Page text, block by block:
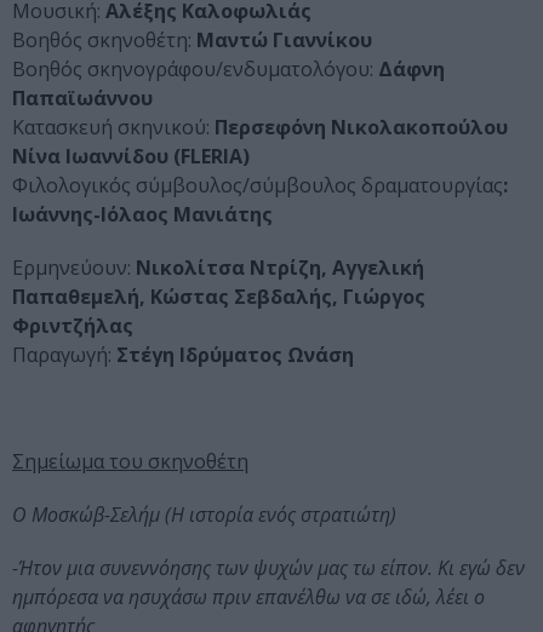
Μουσική: Αλέξης Καλοφωλιάς
Βοηθός σκηνοθέτη: Μαντώ Γιαννίκου
Βοηθός σκηνογράφου/ενδυματολόγου: Δάφνη
Παπαϊωάννου
Κατασκευή σκηνικού: Περσεφόνη Νικολακοπούλου
Νίνα Ιωαννίδου (FLERIA)
Φιλολογικός σύμβουλος/σύμβουλος δραματουργίας:
Ιωάννης-Ιόλαος Μανιάτης
Ερμηνεύουν: Νικολίτσα Ντρίζη, Αγγελική
Παπαθεμελή, Κώστας Σεβδαλής, Γιώργος
Φριντζήλας
Παραγωγή: Στέγη Ιδρύματος Ωνάση
Σημείωμα του σκηνοθέτη
Ο Μοσκώβ-Σελήμ (Η ιστορία ενός στρατιώτη)
-Ήτον μια συνεννόησης των ψυχών μας τω είπον. Κι εγώ δεν
ημπόρεσα να ησυχάσω πριν επανέλθω να σε ιδώ, λέει ο
αφηγητής